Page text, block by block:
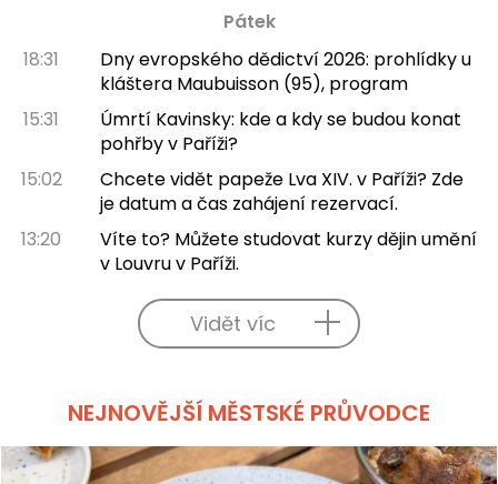
Pátek
18:31
Dny evropského dědictví 2026: prohlídky u
kláštera Maubuisson (95), program
15:31
Úmrtí Kavinsky: kde a kdy se budou konat
pohřby v Paříži?
15:02
Chcete vidět papeže Lva XIV. v Paříži? Zde
je datum a čas zahájení rezervací.
13:20
Víte to? Můžete studovat kurzy dějin umění
v Louvru v Paříži.
Vidět víc
NEJNOVĚJŠÍ MĚSTSKÉ PRŮVODCE